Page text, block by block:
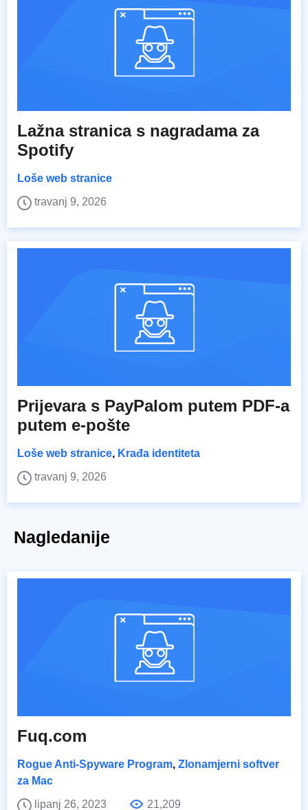
Lažna stranica s nagradama za
Spotify
Loše web stranice
travanj 9, 2026
Prijevara s PayPalom putem PDF-a
putem e-pošte
Loše web stranice, Krađa identiteta
travanj 9, 2026
Nagledanije
Fuq.com
Rogue Anti-Spyware Program, Zlonamjerni softver
za Mac
lipanj 26, 2023
21,209